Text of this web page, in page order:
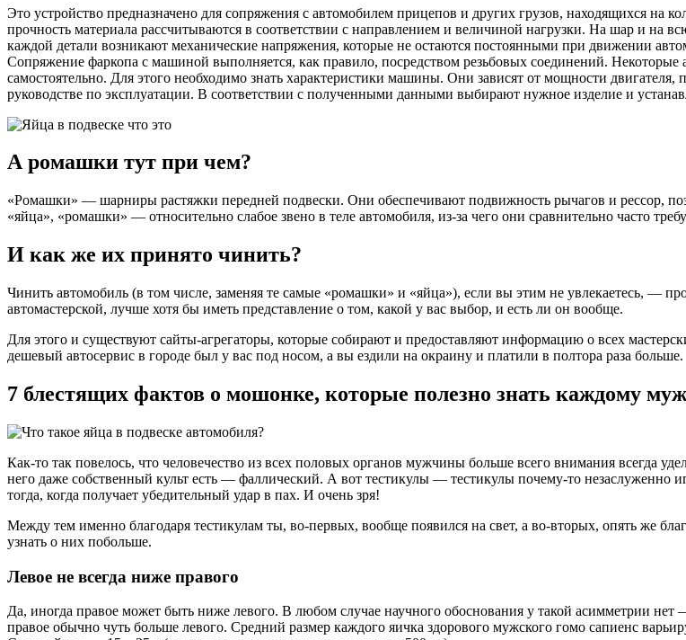
Это устройство предназначено для сопряжения с автомобилем прицепов и других грузов, находящихся на
прочность материала рассчитываются в соответствии с направлением и величиной нагрузки. На шар и на
каждой детали возникают механические напряжения, которые не остаются постоянными при движении
Сопряжение фаркопа с машиной выполняется, как правило, посредством резьбовых соединений. Некоторые
самостоятельно. Для этого необходимо знать характеристики машины. Они зависят от мощности
руководстве по эксплуатации. В соответствии с полученными данными выбирают нужное изделие и
А ромашки тут при чем?
«Ромашки» — шарниры растяжки передней подвески. Они обеспечивают подвижность рычагов и рессор,
«яйца», «ромашки» — относительно слабое звено в теле автомобиля, из-за чего они сравнительно часто
И как же их принято чинить?
Чинить автомобиль (в том числе, заменяя те самые «ромашки» и «яйца»), если вы этим не увлекаетесь, —
автомастерской, лучше хотя бы иметь представление о том, какой у вас выбор, и есть ли он вообще.
Для этого и существуют сайты-агрегаторы, которые собирают и предоставляют информацию о всех
дешевый автосервис в городе был у вас под носом, а вы ездили на окраину и платили в полтора раза больше.
7 блестящих фактов о мошонке, которые полезно знать каждому
Как-то так повелось, что человечество из всех половых органов мужчины больше всего внимания всегда
него даже собственный культ есть — фаллический. А вот тестикулы — тестикулы почему-то незаслуженно
тогда, когда получает убедительный удар в пах. И очень зря!
Между тем именно благодаря тестикулам ты, во-первых, вообще появился на свет, а во-вторых, опять же
узнать о них побольше.
Левое не всегда ниже правого
Да, иногда правое может быть ниже левого. В любом случае научного обоснования у такой асимметрии
правое обычно чуть больше левого. Средний размер каждого яичка здорового мужского гомо сапиенс